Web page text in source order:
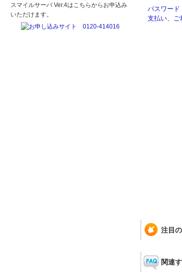
スマイルサーバ Ver.4はこちらからお申込み
いただけます。
パスワード
支払い、ご
注目
関連